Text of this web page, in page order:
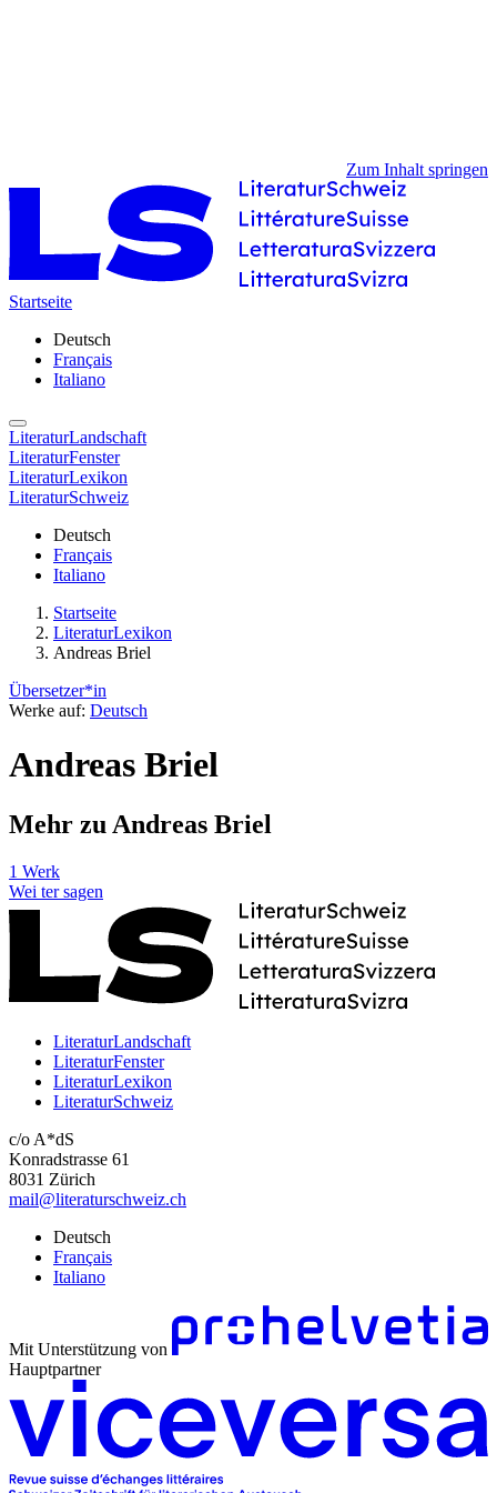
Zum Inhalt springen
Startseite
Deutsch
Français
Italiano
LiteraturLandschaft
LiteraturFenster
LiteraturLexikon
LiteraturSchweiz
Deutsch
Français
Italiano
Startseite
LiteraturLexikon
Andreas Briel
Übersetzer*in
Werke auf: Deutsch
Andreas Briel
Mehr zu Andreas Briel
1 Werk
Wei ter sagen
LiteraturLandschaft
LiteraturFenster
LiteraturLexikon
LiteraturSchweiz
c/o A*dS
Konradstrasse 61
8031 Zürich
mail@literaturschweiz.ch
Deutsch
Français
Italiano
Mit Unterstützung von
Hauptpartner